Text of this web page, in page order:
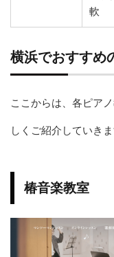
軟
横浜でおすすめ
ここからは、各ピア
しくご紹介していきま
椿音楽教室